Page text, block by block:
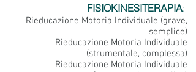
FISIOKINESITERAPIA:
Rieducazione Motoria Individuale (grave,
semplice)
Rieducazione Motoria Individuale
(strumentale, complessa)
Rieducazione Motoria Individuale